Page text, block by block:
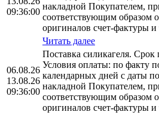
09:36:00
накладной Покупателем,
соответствующим образом
оригиналов счет-фактуры и
Читать далее
06.08.26
13.08.26
09:36:00
Поставка силикагеля. Срок
Условия оплаты: по факту
календарных дней с даты
накладной Покупателем,
соответствующим образом
оригиналов счет-фактуры и